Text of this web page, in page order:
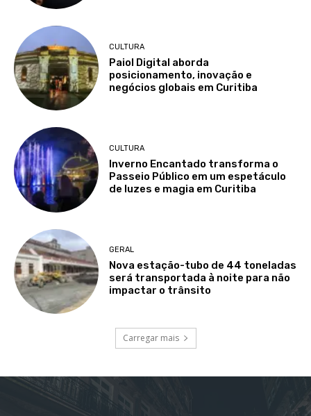
CULTURA
Paiol Digital aborda
posicionamento, inovação e
negócios globais em Curitiba
CULTURA
Inverno Encantado transforma o
Passeio Público em um espetáculo
de luzes e magia em Curitiba
GERAL
Nova estação-tubo de 44 toneladas
será transportada à noite para não
impactar o trânsito
Carregar mais